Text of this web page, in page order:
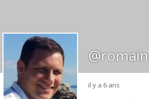
@romain
il y a 6 ans